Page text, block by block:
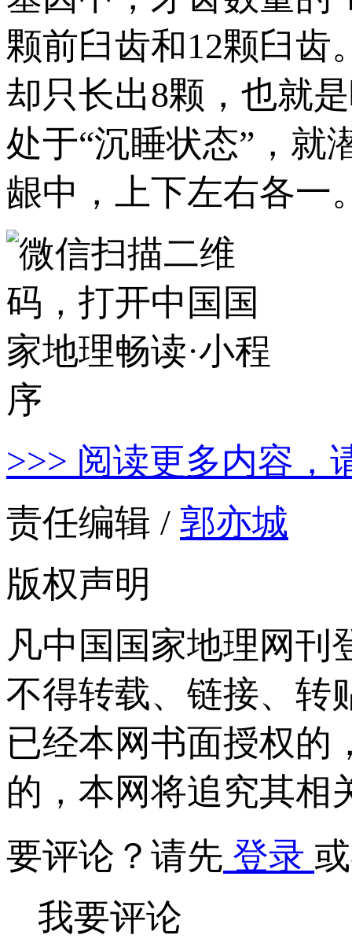
颗前臼齿和12颗臼齿
却只长出8颗，也就
处于“沉睡状态”，就
龈中，上下左右各一
>>> 阅读更多内容，
责任编辑 / 郭亦城
版权声明
凡中国国家地理网刊
不得转载、链接、转
已经本网书面授权的
的，本网将追究其相
要评论？请先 登录
我要评论